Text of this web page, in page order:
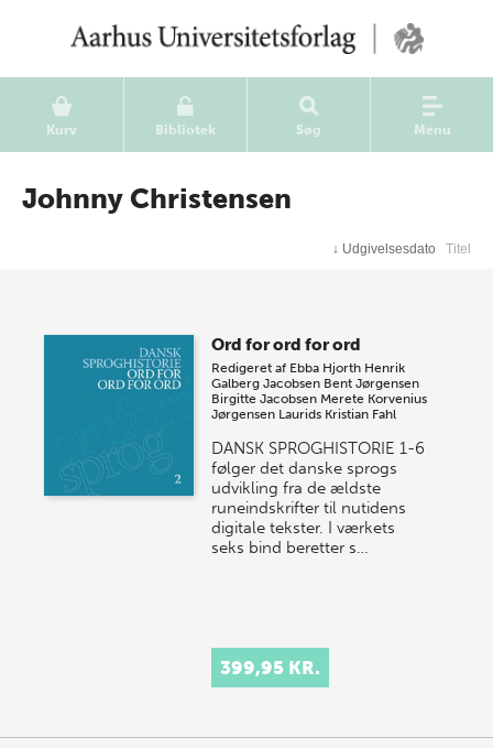
Kurv Bibliotek Søg Menu
Johnny Christensen
↓ Udgivelsesdato Titel
Ord for ord for ord
Redigeret af Ebba Hjorth Henrik
Galberg Jacobsen Bent Jørgensen
Birgitte Jacobsen Merete Korvenius
Jørgensen Laurids Kristian Fahl
DANSK SPROGHISTORIE 1-6
følger det danske sprogs
udvikling fra de ældste
runeindskrifter til nutidens
digitale tekster. I værkets
seks bind beretter s…
399,95 KR.